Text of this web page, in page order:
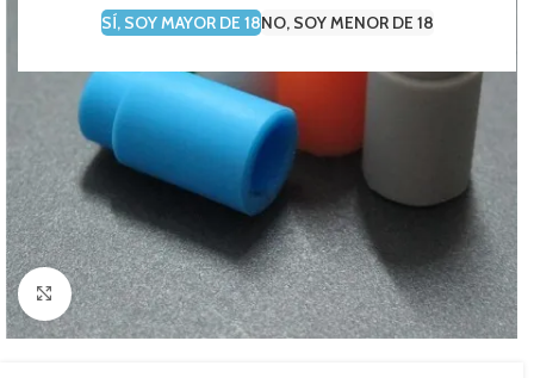
SÍ, SOY MAYOR DE 18NO, SOY MENOR DE 18
Haga Click para agrandar